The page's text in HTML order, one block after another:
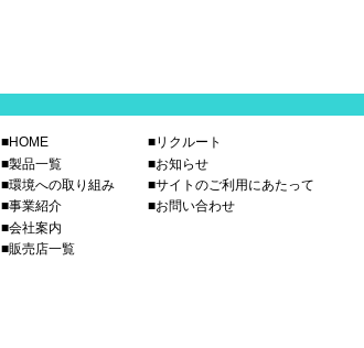
■HOME
■製品一覧
■環境への取り組み
■事業紹介
■会社案内
■販売店一覧
■リクルート
■お知らせ
■サイトのご利用にあたって
■お問い合わせ